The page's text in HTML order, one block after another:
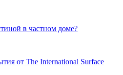
в частном доме?
от The International Surface